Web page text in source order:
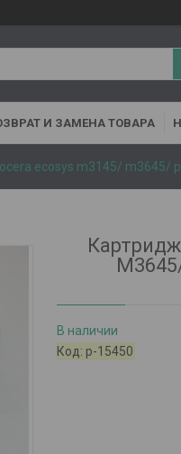
И ЗАМЕНА ТОВАРА
ecosys m3145/ m3645/
В наличии
Код: р-15450